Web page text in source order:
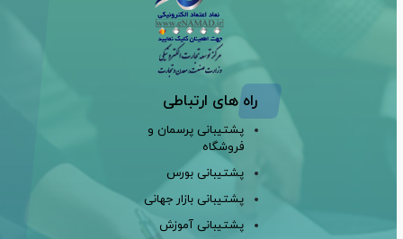
راه های ارتباطی
پشتیبانی پرسمان و
فروشگاه
پشتیبانی بورس
پشتیبانی بازار جهانی
پشتیبانی آموزش